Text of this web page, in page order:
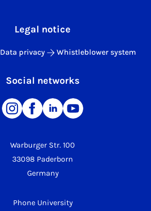
Warburger Str. 100
33098 Paderborn
Germany
Phone University
Legal notice
Data privacy Whistleblower system
Social networks